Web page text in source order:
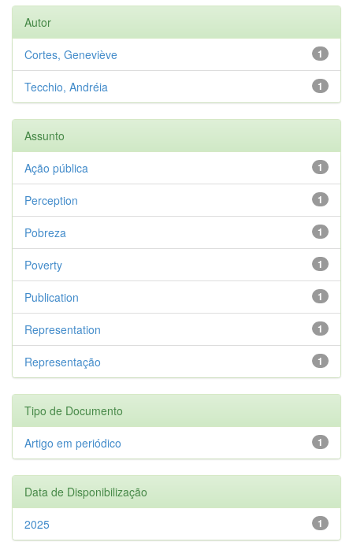
Autor
1
Cortes, Geneviève
1
Tecchio, Andréia
Assunto
1
Ação pública
1
Perception
1
Pobreza
1
Poverty
1
Publication
1
Representation
1
Representação
Tipo de Documento
1
Artigo em periódico
Data de Disponibilização
1
2025